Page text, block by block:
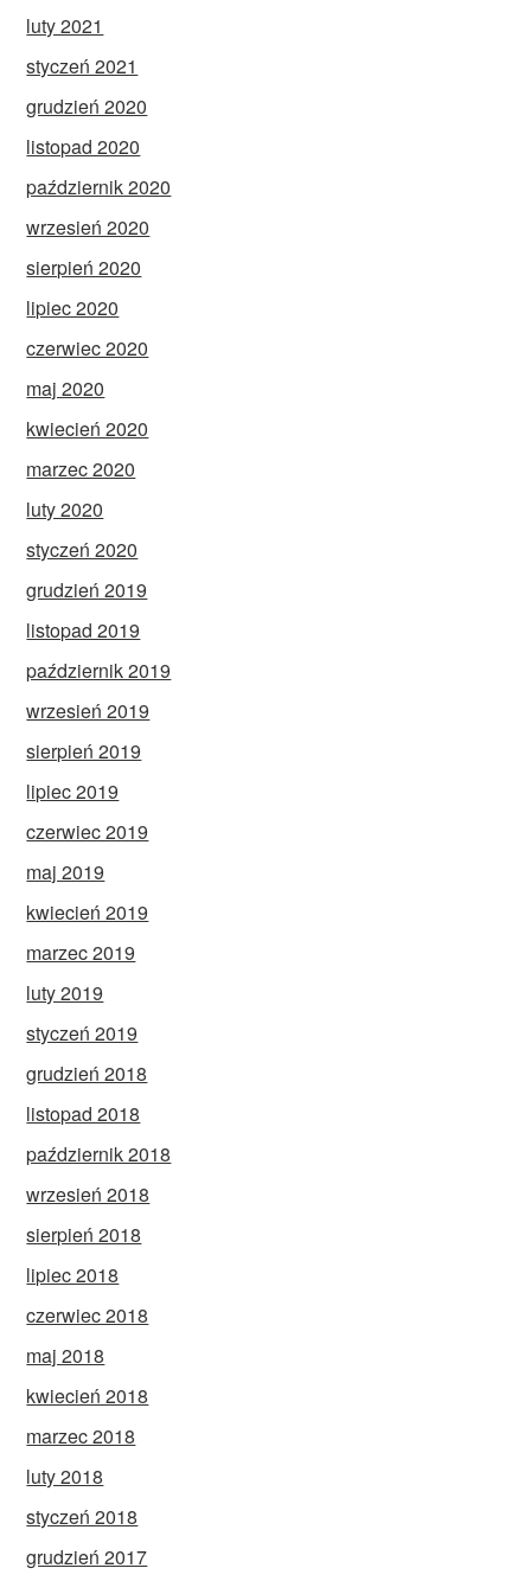
luty 2021
styczeń 2021
grudzień 2020
listopad 2020
październik 2020
wrzesień 2020
sierpień 2020
lipiec 2020
czerwiec 2020
maj 2020
kwiecień 2020
marzec 2020
luty 2020
styczeń 2020
grudzień 2019
listopad 2019
październik 2019
wrzesień 2019
sierpień 2019
lipiec 2019
czerwiec 2019
maj 2019
kwiecień 2019
marzec 2019
luty 2019
styczeń 2019
grudzień 2018
listopad 2018
październik 2018
wrzesień 2018
sierpień 2018
lipiec 2018
czerwiec 2018
maj 2018
kwiecień 2018
marzec 2018
luty 2018
styczeń 2018
grudzień 2017